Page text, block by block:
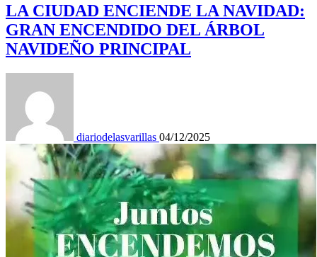
LA CIUDAD ENCIENDE LA NAVIDAD:
GRAN ENCENDIDO DEL ÁRBOL
NAVIDEÑO PRINCIPAL
diariodelasvarillas 04/12/2025